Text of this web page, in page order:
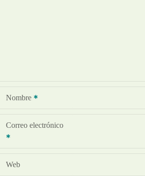
Nombre
Correo electrónico
Web